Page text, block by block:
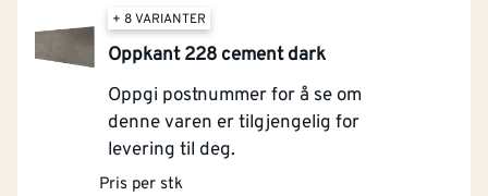
+ 8 VARIANTER
Oppkant 228 cement dark
Oppgi postnummer for å se om
denne varen er tilgjengelig for
levering til deg.
Pris per stk